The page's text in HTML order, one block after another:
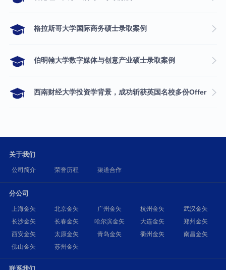
格拉斯哥大学国际商务硕士录取案例
伯明翰大学数字媒体与创意产业硕士录取案例
西南财经大学投资学背景，成功斩获英国名校多份Offer
关于我们
公司简介 荣誉历程 渠道合作
分公司
上海金矢 北京金矢 广州金矢 杭州金矢
武汉金矢
长沙金矢
长春金矢 哈尔滨金矢 大连金矢
郑州金矢
西安金矢
太原金矢 青岛金矢 衢州金矢
南昌金矢
佛山金矢
苏州金矢